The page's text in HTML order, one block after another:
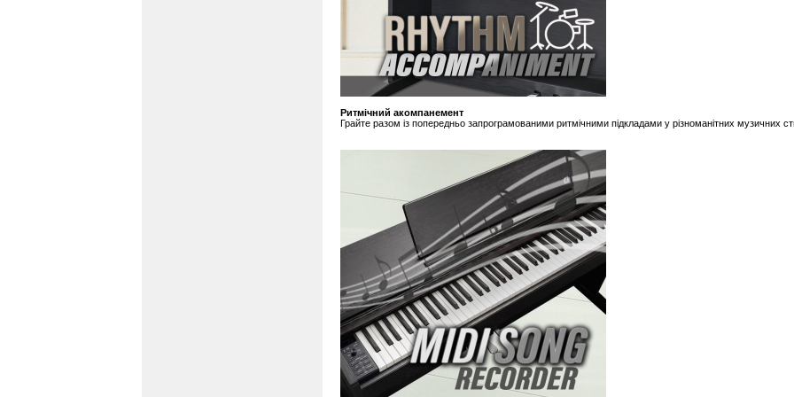
Ритмічний акомпанемент
Грайте разом із попередньо запрограмованими ритмічними підкладами у різноманітних музичних